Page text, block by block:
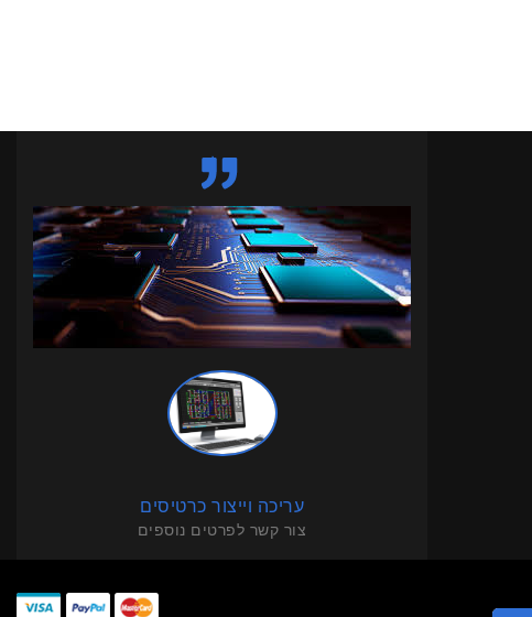
עריכה וייצור כרטיסים
צור קשר לפרטים נוספים